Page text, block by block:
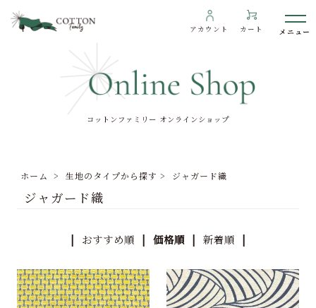
アカウント カート
わたしたちについて
To overseas customers
プライバシーポリシー
コットンファミリー オンラインショップ
ホーム > 生地のタイプから探す > ジャガード織
ジャガード織
| おすすめ順 | 価格順 | 新着順 |